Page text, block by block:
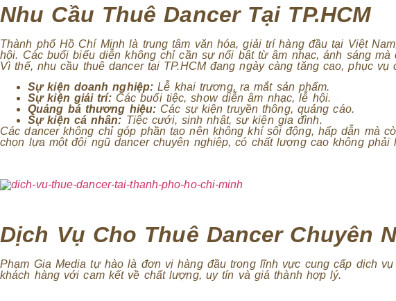
Nhu Cầu Thuê Dancer Tại TP.HCM
Thành phố Hồ Chí Minh là trung tâm văn hóa, giải trí hàng đầu tại Việt
hội. Các buổi biểu diễn không chỉ cần sự nổi bật từ âm nhạc, ánh sáng
Vì thế, nhu cầu thuê dancer tại TP.HCM đang ngày càng tăng cao, phục
Sự kiện doanh nghiệp: Lễ khai trương, ra mắt sản phẩm.
Sự kiện giải trí:Các buổi tiệc, show diễn âm nhạc, lễ hội.
Quảng bá thương hiệu: Các sự kiện truyền thông, quảng cáo.
Sự kiện cá nhân: Tiệc cưới, sinh nhật, sự kiện gia đình.
Các dancer không chỉ góp phần tạo nên không khí sôi động, hấp dẫn mà
chọn lựa một đội ngũ dancer chuyên nghiệp, có chất lượng cao không phải
Dịch Vụ Cho Thuê Dancer Chuyên
Phạm Gia Media tự hào là đơn vị hàng đầu trong lĩnh vực cung cấp dịch
khách hàng với cam kết về chất lượng, uy tín và giá thành hợp lý.